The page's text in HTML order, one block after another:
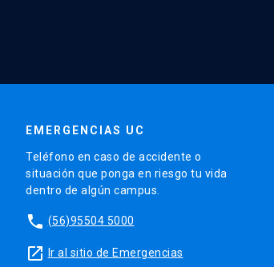
EMERGENCIAS UC
Teléfono en caso de accidente o
situación que ponga en riesgo tu vida
dentro de algún campus.
phone (56)95504 5000
launch Ir al sitio de Emergencias